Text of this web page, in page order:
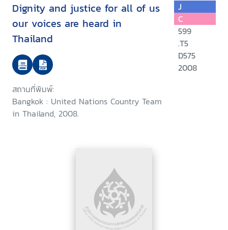
Dignity and justice for all of us
our voices are heard in
Thailand
สถานที่พิมพ์:
Bangkok : United Nations Country Team
in Thailand, 2008.
J
C
599
.T5
D575
2008